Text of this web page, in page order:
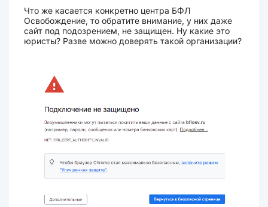
Что же касается конкретно центра БФЛ
Освобождение, то обратите внимание, у них даже
сайт под подозрением, не защищен. Ну какие это
юристы? Разве можно доверять такой организации?